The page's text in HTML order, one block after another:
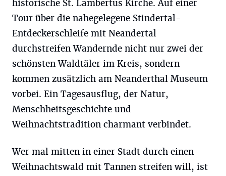
historische St. Lambertus Kirche. Auf einer
Tour über die nahegelegene Stindertal-
Entdeckerschleife mit Neandertal
durchstreifen Wandernde nicht nur zwei der
schönsten Waldtäler im Kreis, sondern
kommen zusätzlich am Neanderthal Museum
vorbei. Ein Tagesausflug, der Natur,
Menschheitsgeschichte und
Weihnachtstradition charmant verbindet.
Wer mal mitten in einer Stadt durch einen
Weihnachtswald mit Tannen streifen will, ist